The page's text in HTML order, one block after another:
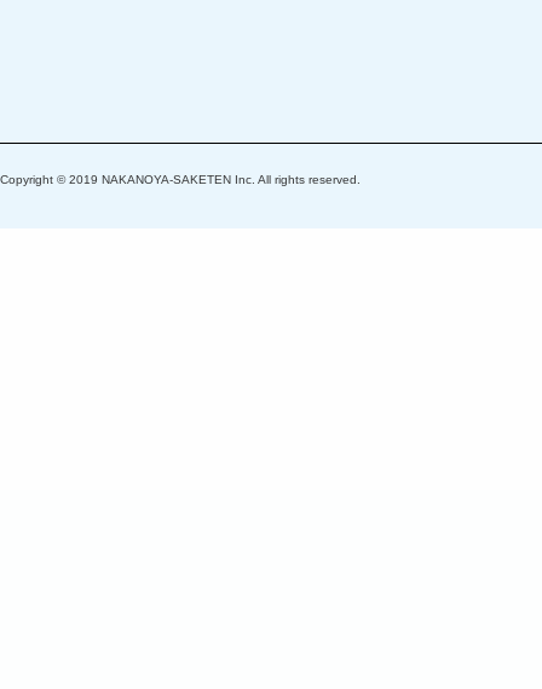
Copyright © 2019 NAKANOYA-SAKETEN Inc. All rights reserved.